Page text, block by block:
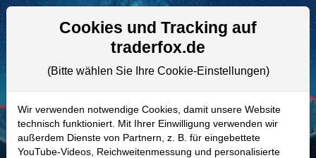
Aktien- und Artikelsuche
A1T65B–Chimerix Aktie
Realtime-Aktienkurs:
-
Cookies und Tracking auf
traderfox.de
(Bitte wählen Sie Ihre Cookie-Einstellungen)
Wir verwenden notwendige Cookies, damit unsere Website
technisch funktioniert. Mit Ihrer Einwilligung verwenden wir
außerdem Dienste von Partnern, z. B. für eingebettete
YouTube-Videos, Reichweitenmessung und personalisierte